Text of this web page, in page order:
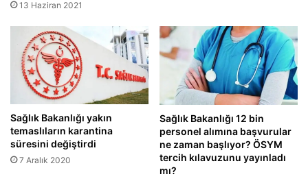
13 Haziran 2021
Sağlık Bakanlığı yakın
temaslıların karantina
süresini değiştirdi
7 Aralık 2020
Sağlık Bakanlığı 12 bin
personel alımına başvurular
ne zaman başlıyor? ÖSYM
tercih kılavuzunu yayınladı
mı?